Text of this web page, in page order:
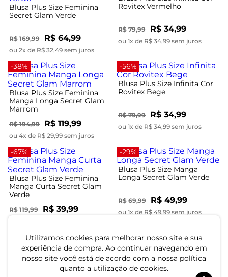
Utilizamos cookies para melhorar nosso site e sua
experiência de compra. Ao continuar navegando em
nosso site você está de acordo com a nossa política
quanto a utilização de cookies.
Blusa Plus Size Feminina
Secret Glam Verde
R$ 169,99 R$ 64,99
ou 2x de R$ 32,49 sem juros
Rovitex Vermelho
R$ 79,99 R$ 34,99
ou 1x de R$ 34,99 sem juros
-38%
Blusa Plus Size Feminina
Manga Longa Secret Glam
Marrom
R$ 194,99 R$ 119,99
ou 4x de R$ 29,99 sem juros
-56%
Blusa Plus Size Infinita Cor
Rovitex Bege
R$ 79,99 R$ 34,99
ou 1x de R$ 34,99 sem juros
-67%
Blusa Plus Size Feminina
Manga Curta Secret Glam
Verde
R$ 119,99 R$ 39,99
-29%
Blusa Plus Size Manga
Longa Secret Glam Verde
R$ 69,99 R$ 49,99
ou 1x de R$ 49,99 sem juros
-56%
Blusa Plus Size Infinita Cor
Rovitex Rosa
-44%
Blusa Plus Size Em Air Flow
Xadrez Secret Glam Roxo